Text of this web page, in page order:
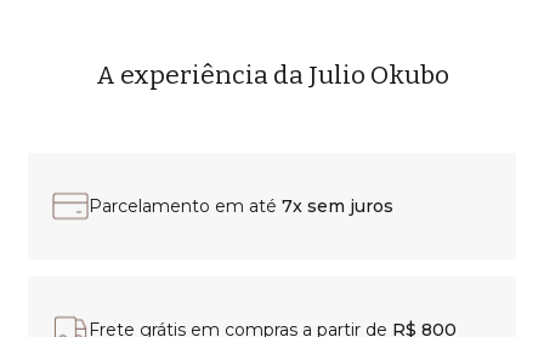
A experiência da Julio Okubo
Parcelamento em até 7x sem juros
Frete grátis em compras a partir de R$ 800